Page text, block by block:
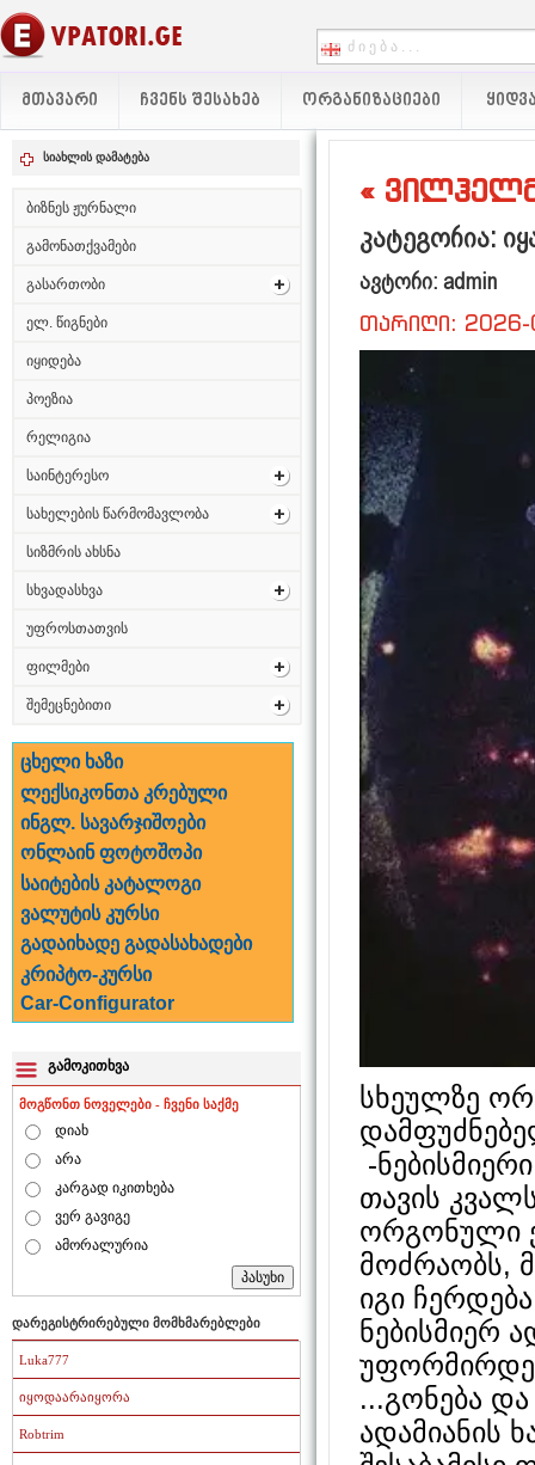
ᲛᲗᲐᲕᲐᲠᲘ ᲩᲕᲔᲜᲡ ᲨᲔᲡᲐᲮᲔᲑ ᲝᲠᲒᲐᲜᲘᲖᲐᲪᲘᲔᲑᲘ
სიახლის დამატება
ბიზნეს ჟურნალი
გამონათქვამები
გასართობი
ელ. წიგნები
იყიდება
პოეზია
რელიგია
საინტერესო
სახელების წარმომავლობა
სიზმრის ახსნა
სხვადასხვა
უფროსთათვის
ფილმები
შემეცნებითი
ცხელი ხაზი
ლექსიკონთა კრებული
ინგლ. სავარჯიშოები
ონლაინ ფოტოშოპი
საიტების კატალოგი
ვალუტის კურსი
გადაიხადე გადასახადები
კრიპტო-კურსი
Car-Configurator
გამოკითხვა
მოგწონთ ნოველები - ჩვენი საქმე
დიახ
არა
კარგად იკითხება
ვერ გავიგე
ამორალურია
დარეგისტრირებული მომხმარებლები
Luka777
იყოდაარაიყორა
Robtrim
«
კატეგორია:
ავტორი: admin
თარიღი:
სხეულზე
-
თავის
ორგონული
მოძრაობს,
იგი
ნებისმიერ
...გონება
ადამიანის